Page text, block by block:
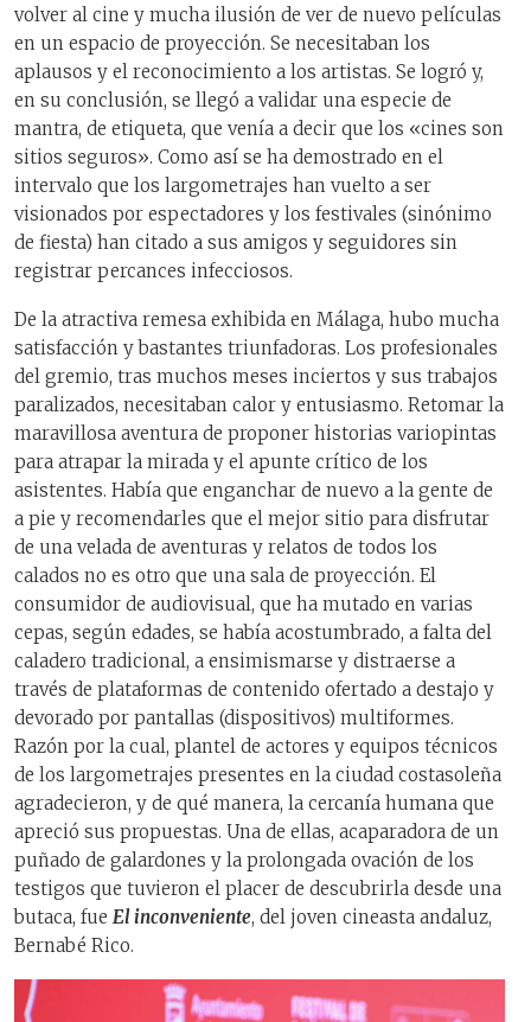
volver al cine y mucha ilusión de ver de nuevo películas
en un espacio de proyección. Se necesitaban los
aplausos y el reconocimiento a los artistas. Se logró y,
en su conclusión, se llegó a validar una especie de
mantra, de etiqueta, que venía a decir que los «cines son
sitios seguros». Como así se ha demostrado en el
intervalo que los largometrajes han vuelto a ser
visionados por espectadores y los festivales (sinónimo
de fiesta) han citado a sus amigos y seguidores sin
registrar percances infecciosos.
De la atractiva remesa exhibida en Málaga, hubo mucha
satisfacción y bastantes triunfadoras. Los profesionales
del gremio, tras muchos meses inciertos y sus trabajos
paralizados, necesitaban calor y entusiasmo. Retomar la
maravillosa aventura de proponer historias variopintas
para atrapar la mirada y el apunte crítico de los
asistentes. Había que enganchar de nuevo a la gente de
a pie y recomendarles que el mejor sitio para disfrutar
de una velada de aventuras y relatos de todos los
calados no es otro que una sala de proyección. El
consumidor de audiovisual, que ha mutado en varias
cepas, según edades, se había acostumbrado, a falta del
caladero tradicional, a ensimismarse y distraerse a
través de plataformas de contenido ofertado a destajo y
devorado por pantallas (dispositivos) multiformes.
Razón por la cual, plantel de actores y equipos técnicos
de los largometrajes presentes en la ciudad costasoleña
agradecieron, y de qué manera, la cercanía humana que
apreció sus propuestas. Una de ellas, acaparadora de un
puñado de galardones y la prolongada ovación de los
testigos que tuvieron el placer de descubrirla desde una
butaca, fue El inconveniente, del joven cineasta andaluz,
Bernabé Rico.